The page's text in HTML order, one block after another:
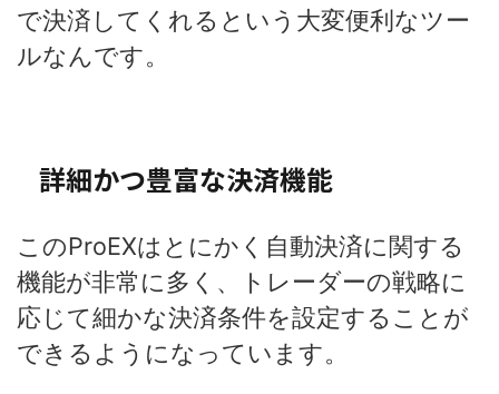
で決済してくれるという大変便利なツー
ルなんです。
詳細かつ豊富な決済機能
このProEXはとにかく自動決済に関する
機能が非常に多く、トレーダーの戦略に
応じて細かな決済条件を設定することが
できるようになっています。